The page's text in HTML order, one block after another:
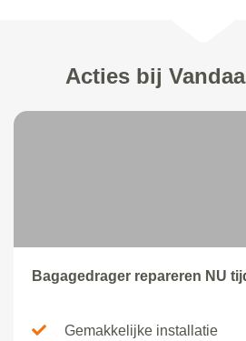
Acties bij
Bagagedrager repareren NU
Gemakkelijke installatie